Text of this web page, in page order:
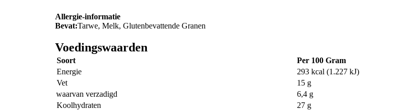
Allergie-informatie
Bevat:Tarwe, Melk, Glutenbevattende Granen
Voedingswaarden
Soort
Per 100 Gram
Energie
293 kcal (1.227 kJ)
Vet
15 g
waarvan verzadigd
6,4 g
Koolhydraten
27 g